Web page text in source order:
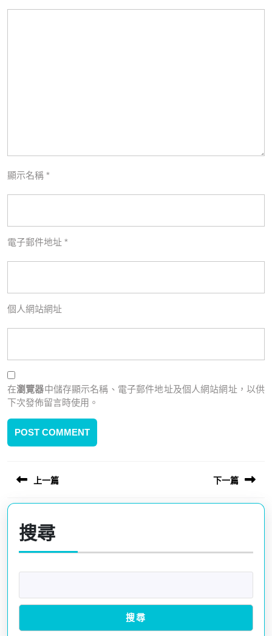
顯示名稱 *
電子郵件地址 *
個人網站網址
在瀏覽器中儲存顯示名稱、電子郵件地址及個人網站網址，以供
下次發佈留言時使用。
導
覽
上一篇
Previous
post:
下一篇
搜尋
搜尋